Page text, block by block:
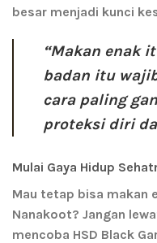
besar menjadi kunci
“Makan enak
badan itu
cara paling
proteksi diri
Mulai Gaya Hidup
Mau tetap bisa makan
Nanakoot? Jangan
mencoba HSD Black